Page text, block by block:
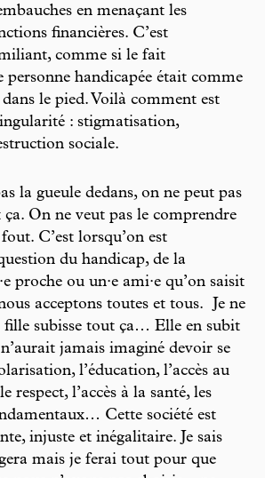
en menaçant les
financières. C’est
comme si le fait
personne handicapée était comme
le pied. Voilà comment est
: stigmatisation,
sociale.
la gueule dedans, on ne peut pas
On ne veut pas le comprendre
C’est lorsqu’on est
du handicap, de la
proche ou un·e ami·e qu’on saisit
acceptons toutes et tous. Je ne
fille subisse tout ça… Elle en subit
jamais imaginé devoir se
l’éducation, l’accès au
respect, l’accès à la santé, les
Cette société est
injuste et inégalitaire. Je sais
mais je ferai tout pour que